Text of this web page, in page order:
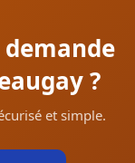
?
et simple.